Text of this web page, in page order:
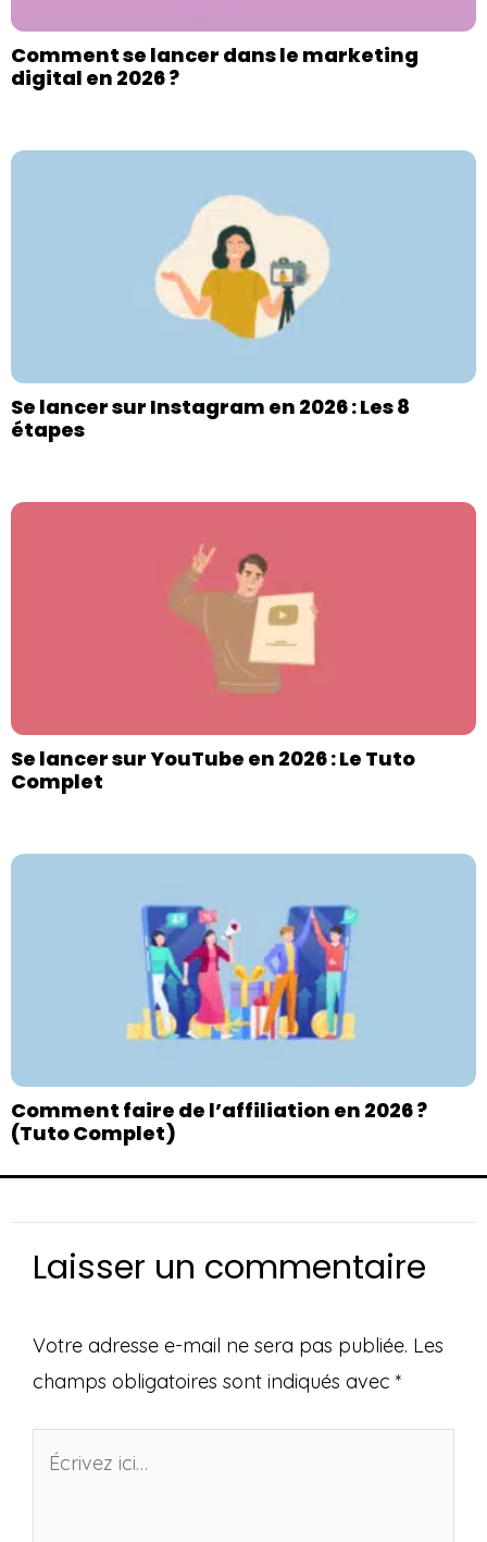
Comment se lancer dans le marketing
digital en 2026 ?
Se lancer sur Instagram en 2026 : Les 8
étapes
Se lancer sur YouTube en 2026 : Le Tuto
Complet
Comment faire de l’affiliation en 2026 ?
(Tuto Complet)
Laisser un commentaire
Votre adresse e-mail ne sera pas publiée. Les
champs obligatoires sont indiqués avec *
Écrivez